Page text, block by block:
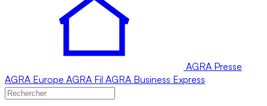
AGRA Presse
AGRA Europe AGRA Fil AGRA Business Express